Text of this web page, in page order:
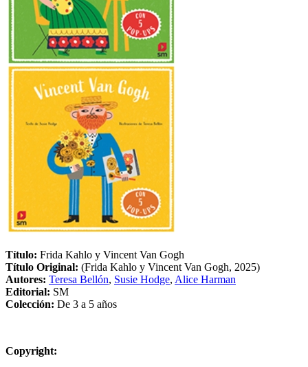
Título: Frida Kahlo y Vincent Van Gogh
Título Original: (Frida Kahlo y Vincent Van Gogh, 2025)
Autores: Teresa Bellón, Susie Hodge, Alice Harman
Editorial: SM
Colección: De 3 a 5 años
Copyright: